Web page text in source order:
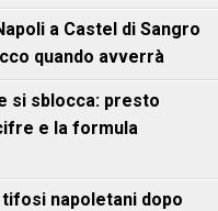
a Castel di Sangro
quando avverrà
si sblocca: presto
e la formula
napoletani dopo